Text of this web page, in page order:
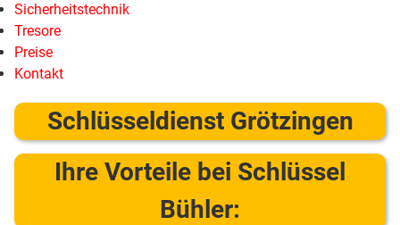
Sicherheitstechnik
Tresore
Preise
Kontakt
Schlüsseldienst Grötzingen
Ihre Vorteile bei Schlüssel
Bühler: